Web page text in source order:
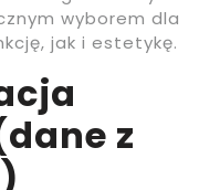
wyborem dla
jak i estetykę.
z